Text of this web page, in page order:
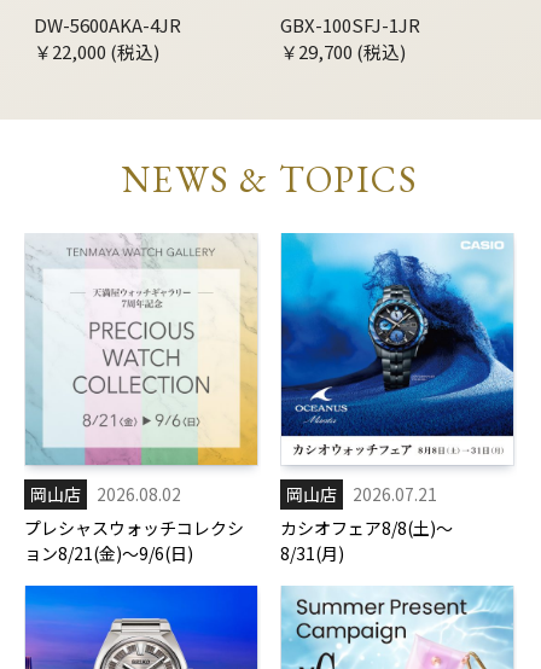
DW-5600AKA-4JR
￥22,000 (税込)
GBX-100SFJ-1JR
￥29,700 (税込)
NEWS & TOPICS
岡山店
2026.08.02
プレシャスウォッチコレクシ
ョン8/21(金)～9/6(日)
岡山店
2026.07.21
カシオフェア8/8(土)～
8/31(月)